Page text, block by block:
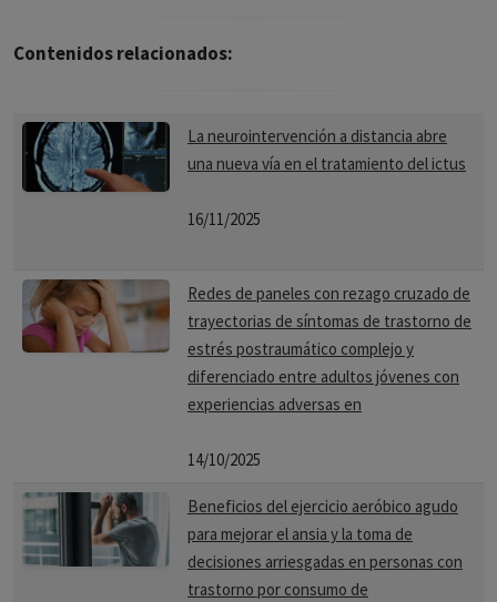
Contenidos relacionados:
La neurointervención a distancia abre
una nueva vía en el tratamiento del ictus
16/11/2025
Redes de paneles con rezago cruzado de
trayectorias de síntomas de trastorno de
estrés postraumático complejo y
diferenciado entre adultos jóvenes con
experiencias adversas en
14/10/2025
Beneficios del ejercicio aeróbico agudo
para mejorar el ansia y la toma de
decisiones arriesgadas en personas con
trastorno por consumo de